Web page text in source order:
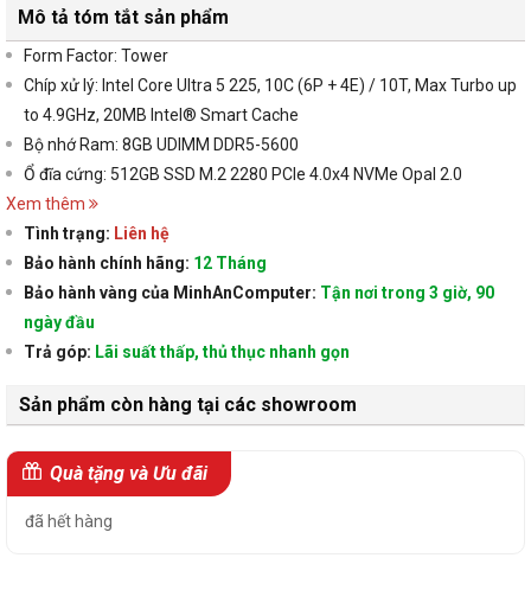
Mô tả tóm tắt sản phẩm
Form Factor: Tower
Chíp xử lý: Intel Core Ultra 5 225, 10C (6P + 4E) / 10T, Max Turbo up
to 4.9GHz, 20MB Intel® Smart Cache
Bộ nhớ Ram: 8GB UDIMM DDR5-5600
Ổ đĩa cứng: 512GB SSD M.2 2280 PCIe 4.0x4 NVMe Opal 2.0
Xem thêm
Tình trạng: Liên hệ
Bảo hành chính hãng: 12 Tháng
Bảo hành vàng của MinhAnComputer: Tận nơi trong 3 giờ, 90
ngày đầu
Trả góp: Lãi suất thấp, thủ thục nhanh gọn
Sản phẩm còn hàng tại các showroom
Quà tặng và Ưu đãi
đã hết hàng